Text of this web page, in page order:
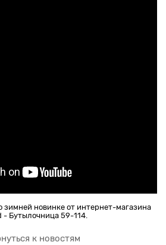
зимней новинке от интернет-магазина
- Бутылочница 59-114.
к новостям